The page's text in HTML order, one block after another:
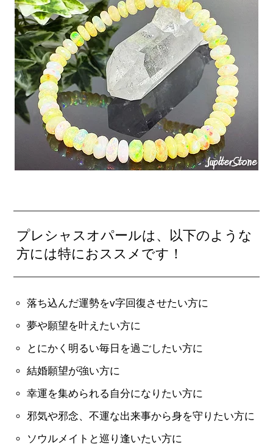
プレシャスオパールは、以下のような
方には特におススメです！
落ち込んだ運勢をv字回復させたい方に
夢や願望を叶えたい方に
とにかく明るい毎日を過ごしたい方に
結婚願望が強い方に
幸運を集められる自分になりたい方に
邪気や邪念、不運な出来事から身を守りたい方に
ソウルメイトと巡り逢いたい方に